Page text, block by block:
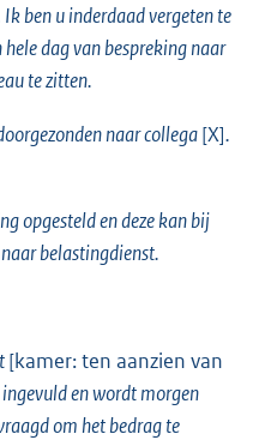
ben u inderdaad vergeten te
dag van bespreking naar
te zitten.
naar collega[X].
opgesteld en deze kan bij
belastingdienst.
[kamer: ten aanzien van
en wordt morgen
om het bedrag te